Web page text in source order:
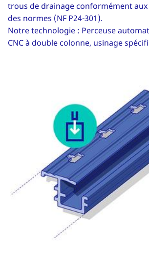
trous de drainage conformément
des normes (NF P24-301).
Notre technologie : Perceuse
CNC à double colonne, usinage